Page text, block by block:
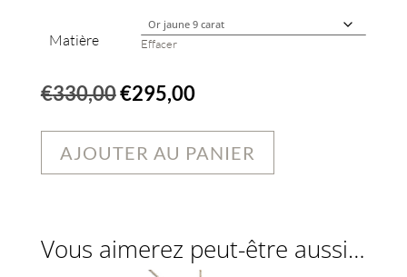
Matière Effacer
€330,00Le
initial
était :
€295,00Le
actuel
est :
AJOUTER AU PANIER
Vous aimerez peut-être aussi…